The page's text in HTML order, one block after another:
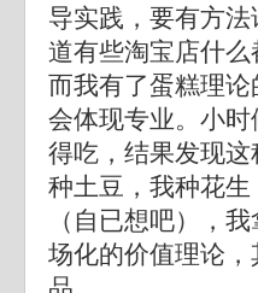
导实践，要有方
道有些淘宝店什
而我有了蛋糕理
会体现专业。小
得吃，结果发现
种土豆，我种花
（自已想吧），
场化的价值理论